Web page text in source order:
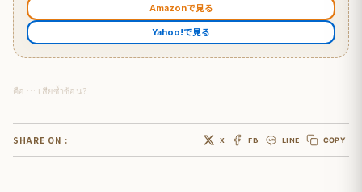
Amazonで見る
Yahoo!で見る
คือ … เสียซ้ำซ้อน?
SHARE ON : X FB LINE COPY